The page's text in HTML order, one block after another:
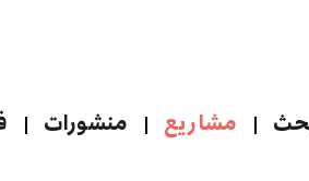
مشاريع منشورات